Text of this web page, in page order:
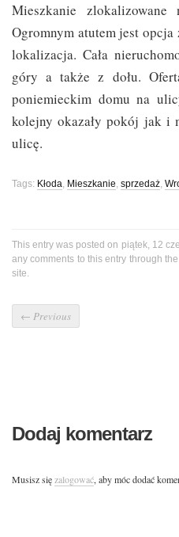
Mieszkanie zlokalizowane
Ogromnym atutem jest
lokalizacja. Cała
góry a także z dołu.
poniemieckim domu na
kolejny okazały pokój jak i
ulicę.
Tags: Kłoda, Mieszkanie, sprzedaż,
This entry was posted on piątek, 12
any comments to this entry through the
site.
← Previous
Dodaj komentarz
Musisz sięzalogować, aby móc dodać